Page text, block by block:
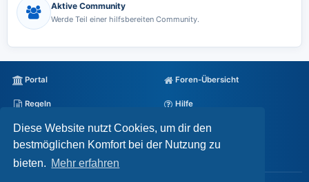
Diese Website nutzt Cookies, um dir den
bestmöglichen Komfort bei der Nutzung zu
bieten. Mehr erfahren
Aktive Community
Werde Teil einer hilfsbereiten Community.
Portal Foren-Übersicht
Regeln Hilfe
Datenschutz Impressum
Alle Cookies löschen